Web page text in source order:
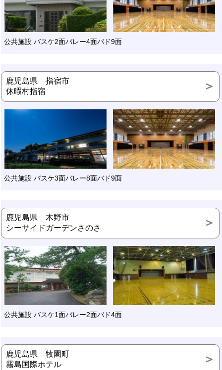
公共施設 バスケ2面バレー4面バド9面
鹿児島県 指宿市
休暇村指宿
公共施設 バスケ3面バレー8面バド9面
鹿児島県 木野市
シーサイドガーデンさのさ
公共施設 バスケ1面バレー2面バド4面
鹿児島県 牧園町
霧島国際ホテル